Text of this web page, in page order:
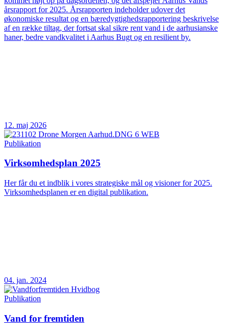
årsrapport for 2025. Årsrapporten indeholder udover det
økonomiske resultat og en bæredygtighedsrapportering beskrivelse
af en række tiltag, der fortsat skal sikre rent vand i de aarhusianske
haner, bedre vandkvalitet i Aarhus Bugt og en resilient by.
12. maj 2026
Publikation
Virksomhedsplan 2025
Her får du et indblik i vores strategiske mål og visioner for 2025.
Virksomhedsplanen er en digital publikation.
04. jan. 2024
Publikation
Vand for fremtiden